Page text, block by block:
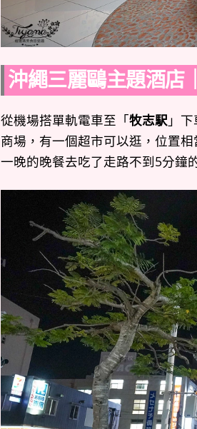
沖繩三麗鷗主題酒店
從機場搭單軌電車至「牧志駅」
商場，有一個超市可以逛，位置
一晚的晚餐去吃了走路不到5分鐘